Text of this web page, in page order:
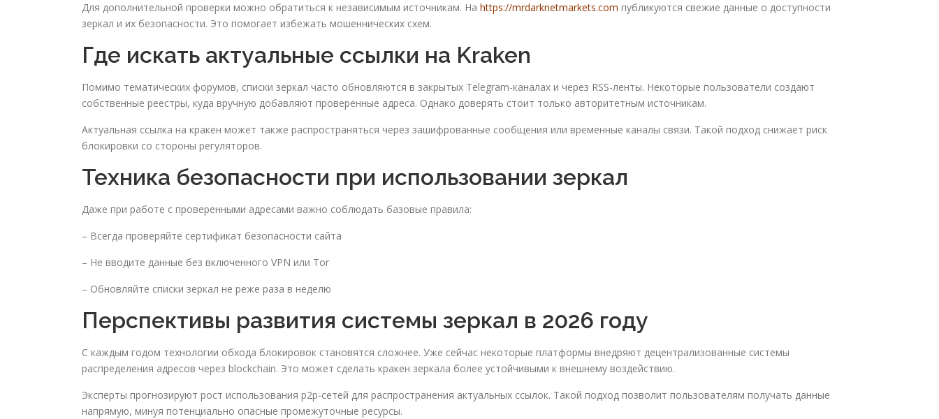
Для дополнительной проверки можно обратиться к независимым источникам. На https://mrdarknetmarkets.com публикуются свежие данные о доступности
зеркал и их безопасности. Это помогает избежать мошеннических схем.
Где искать актуальные ссылки на Kraken
Помимо тематических форумов, списки зеркал часто обновляются в закрытых Telegram-каналах и через RSS-ленты. Некоторые пользователи создают
собственные реестры, куда вручную добавляют проверенные адреса. Однако доверять стоит только авторитетным источникам.
Актуальная ссылка на кракен может также распространяться через зашифрованные сообщения или временные каналы связи. Такой подход снижает риск
блокировки со стороны регуляторов.
Техника безопасности при использовании зеркал
Даже при работе с проверенными адресами важно соблюдать базовые правила:
– Всегда проверяйте сертификат безопасности сайта
– Не вводите данные без включенного VPN или Tor
– Обновляйте списки зеркал не реже раза в неделю
Перспективы развития системы зеркал в 2026 году
С каждым годом технологии обхода блокировок становятся сложнее. Уже сейчас некоторые платформы внедряют децентрализованные системы
распределения адресов через blockchain. Это может сделать кракен зеркала более устойчивыми к внешнему воздействию.
Эксперты прогнозируют рост использования p2p-сетей для распространения актуальных ссылок. Такой подход позволит пользователям получать данные
напрямую, минуя потенциально опасные промежуточные ресурсы.